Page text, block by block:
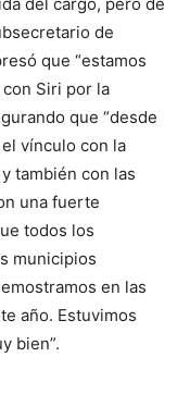
de
que “estamos
Siri por la
que “desde
vínculo con la
también con las
una fuerte
todos los
municipios
en las
año. Estuvimos
bien”.